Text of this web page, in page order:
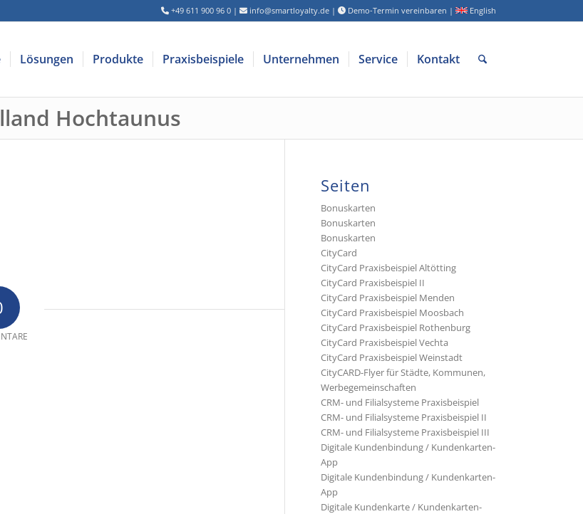
+49 611 900 96 0 | info@smartloyalty.de | Demo-Termin vereinbaren | English
Lösungen Produkte Praxisbeispiele Unternehmen Service Kontakt
Hochtaunus
Seiten
Bonuskarten
Bonuskarten
Bonuskarten
CityCard
CityCard Praxisbeispiel Altötting
CityCard Praxisbeispiel II
CityCard Praxisbeispiel Menden
CityCard Praxisbeispiel Moosbach
CityCard Praxisbeispiel Rothenburg
CityCard Praxisbeispiel Vechta
CityCard Praxisbeispiel Weinstadt
CityCARD-Flyer für Städte, Kommunen,
Werbegemeinschaften
CRM- und Filialsysteme Praxisbeispiel
CRM- und Filialsysteme Praxisbeispiel II
CRM- und Filialsysteme Praxisbeispiel III
Digitale Kundenbindung / Kundenkarten-
App
Digitale Kundenbindung / Kundenkarten-
App
Digitale Kundenkarte / Kundenkarten-